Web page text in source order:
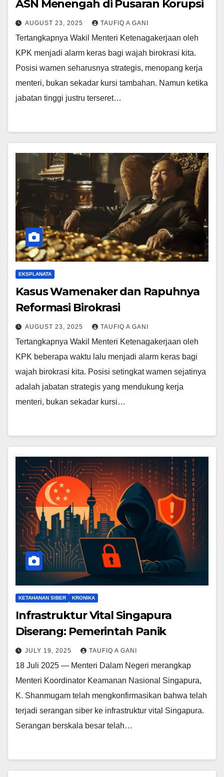
ASN Menengah di Pusaran Korupsi
AUGUST 23, 2025 TAUFIQ A GANI
Tertangkapnya Wakil Menteri Ketenagakerjaan oleh
KPK menjadi alarm keras bagi wajah birokrasi kita.
Posisi wamen seharusnya strategis, menopang kerja
menteri, bukan sekadar kursi tambahan. Namun ketika
jabatan tinggi justru terseret…
EKSPLANATA
Kasus Wamenaker dan Rapuhnya
Reformasi Birokrasi
AUGUST 23, 2025 TAUFIQ A GANI
Tertangkapnya Wakil Menteri Ketenagakerjaan oleh
KPK beberapa waktu lalu menjadi alarm keras bagi
wajah birokrasi kita. Posisi setingkat wamen sejatinya
adalah jabatan strategis yang mendukung kerja
menteri, bukan sekadar kursi…
KETAHANAN SIBER KRONIKA
Infrastruktur Vital Singapura
Diserang: Pemerintah Panik
JULY 19, 2025 TAUFIQ A GANI
18 Juli 2025 — Menteri Dalam Negeri merangkap
Menteri Koordinator Keamanan Nasional Singapura,
K. Shanmugam telah mengkonfirmasikan bahwa telah
terjadi serangan siber ke infrastruktur vital Singapura.
Serangan berskala besar telah…